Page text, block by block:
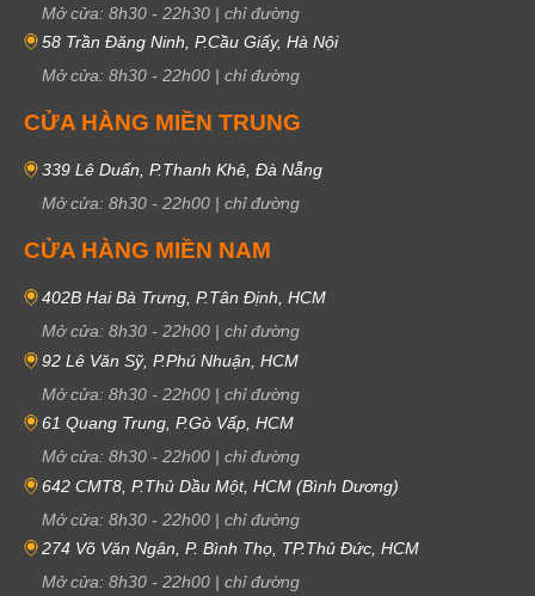
6 bộ sưu tập đồng hồ Tissot Le Locle
1853 nổi bật nhất
Tissot Le Locle Powermatic 80
Le Locle Powermatic 80 có thời lượng sử dụng vượt trội hơn so với các
người dùng không đeo đồng hồ). Dấu hiệu rõ nhất để nhận biết đồng hồ
Tissot Le Locle Powermatic 80 là dòng chữ “Le Locle Powermatic 80”
trên mặt số, thể hiện mức dự trữ năng lượng 80 giờ.
Mở cửa: 8h30 - 22h30 | chỉ đường
58 Trần Đăng Ninh, P.Cầu Giấy, Hà Nội
Mở cửa: 8h30 - 22h00 | chỉ đường
CỬA HÀNG MIỀN TRUNG
339 Lê Duẩn, P.Thanh Khê, Đà Nẵng
Mở cửa: 8h30 - 22h00 | chỉ đường
CỬA HÀNG MIỀN NAM
402B Hai Bà Trưng, P.Tân Định, HCM
Mở cửa: 8h30 - 22h00 | chỉ đường
92 Lê Văn Sỹ, P.Phú Nhuận, HCM
Mở cửa: 8h30 - 22h00 | chỉ đường
61 Quang Trung, P.Gò Vấp, HCM
Mở cửa: 8h30 - 22h00 | chỉ đường
642 CMT8, P.Thủ Dầu Một, HCM (Bình Dương)
Mở cửa: 8h30 - 22h00 | chỉ đường
274 Võ Văn Ngân, P. Bình Thọ, TP.Thủ Đức, HCM
Mở cửa: 8h30 - 22h00 | chỉ đường